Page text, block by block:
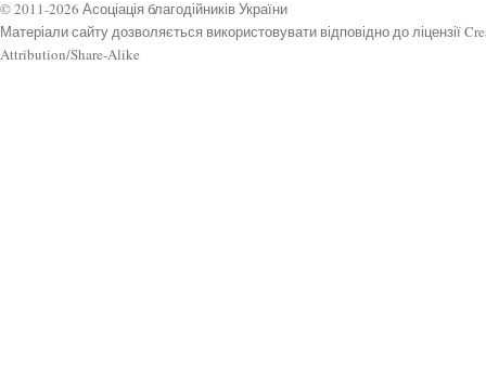
© 2011-2026 Асоціація благодійників України
Матеріали сайту дозволяється використовувати відповідно до ліцензії
Attribution/Share-Alike